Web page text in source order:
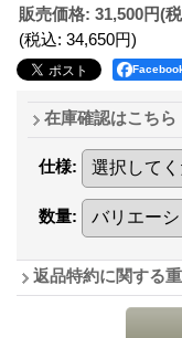
販売価格: 31,500円(
(税込: 34,650円)
在庫確認はこちら
仕様:
数量:
返品特約に関する